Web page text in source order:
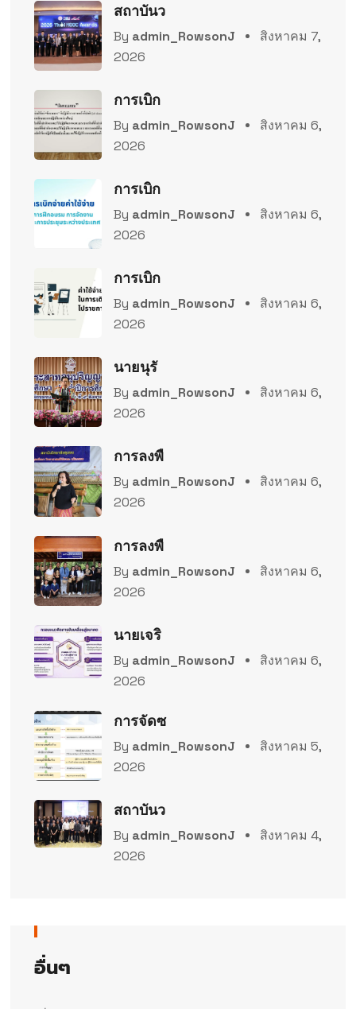
สถาบันว
By admin_RowsonJ
สิงหาคม 7,
2026
การเบิก
By admin_RowsonJ
สิงหาคม 6,
2026
การเบิก
By admin_RowsonJ
สิงหาคม 6,
2026
การเบิก
By admin_RowsonJ
สิงหาคม 6,
2026
นายนุรั
By admin_RowsonJ
สิงหาคม 6,
2026
การลงพื
By admin_RowsonJ
สิงหาคม 6,
2026
การลงพื
By admin_RowsonJ
สิงหาคม 6,
2026
นายเจริ
By admin_RowsonJ
สิงหาคม 6,
2026
การจัดซ
By admin_RowsonJ
สิงหาคม 5,
2026
สถาบันว
By admin_RowsonJ
สิงหาคม 4,
2026
อื่นๆ